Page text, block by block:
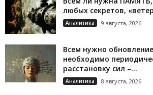
любых секретов,
Аналитика 9 августа, 2026
Всем нужно
необходимо
расстановку сил –...
Аналитика 8 августа, 2026